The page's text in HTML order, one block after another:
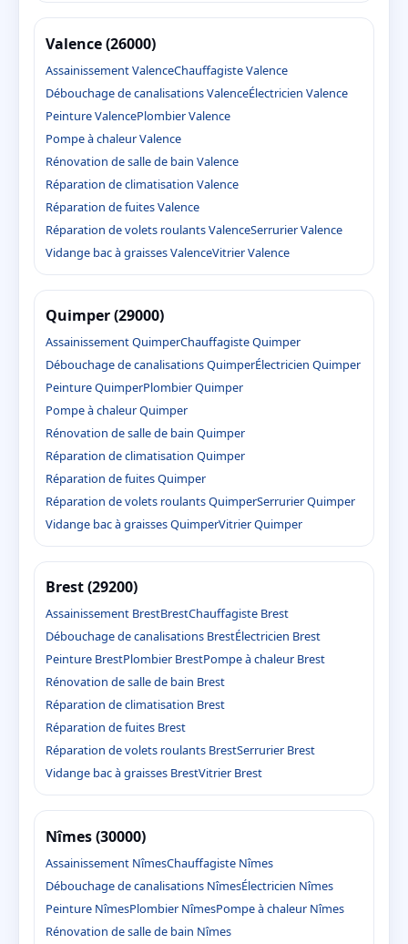
Valence (26000)
Assainissement ValenceChauffagiste Valence
Débouchage de canalisations ValenceÉlectricien Valence
Peinture ValencePlombier Valence
Pompe à chaleur Valence
Rénovation de salle de bain Valence
Réparation de climatisation Valence
Réparation de fuites Valence
Réparation de volets roulants ValenceSerrurier Valence
Vidange bac à graisses ValenceVitrier Valence
Quimper (29000)
Assainissement QuimperChauffagiste Quimper
Débouchage de canalisations QuimperÉlectricien Quimper
Peinture QuimperPlombier Quimper
Pompe à chaleur Quimper
Rénovation de salle de bain Quimper
Réparation de climatisation Quimper
Réparation de fuites Quimper
Réparation de volets roulants QuimperSerrurier Quimper
Vidange bac à graisses QuimperVitrier Quimper
Brest (29200)
Assainissement BrestBrestChauffagiste Brest
Débouchage de canalisations BrestÉlectricien Brest
Peinture BrestPlombier BrestPompe à chaleur Brest
Rénovation de salle de bain Brest
Réparation de climatisation Brest
Réparation de fuites Brest
Réparation de volets roulants BrestSerrurier Brest
Vidange bac à graisses BrestVitrier Brest
Nîmes (30000)
Assainissement NîmesChauffagiste Nîmes
Débouchage de canalisations NîmesÉlectricien Nîmes
Peinture NîmesPlombier NîmesPompe à chaleur Nîmes
Rénovation de salle de bain Nîmes